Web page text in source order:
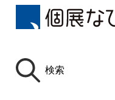
検索